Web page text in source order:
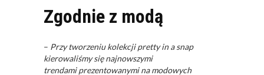
Zgodnie z modą
– Przy tworzeniu kolekcji pretty in a snap
kierowaliśmy się najnowszymi
trendamiprezentowanymi na modowych